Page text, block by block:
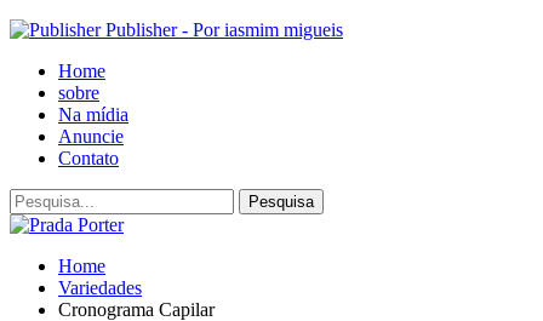
Publisher - Por iasmim migueis
Home
sobre
Na mídia
Anuncie
Contato
Home
Variedades
Cronograma Capilar